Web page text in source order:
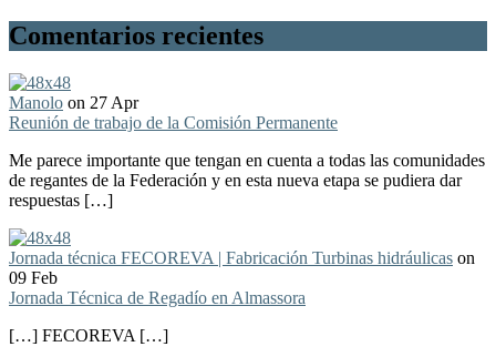
Comentarios recientes
Manolo on 27 Apr
Reunión de trabajo de la Comisión Permanente
Me parece importante que tengan en cuenta a todas las comunidades
de regantes de la Federación y en esta nueva etapa se pudiera dar
respuestas […]
Jornada técnica FECOREVA | Fabricación Turbinas hidráulicas on
09 Feb
Jornada Técnica de Regadío en Almassora
[…] FECOREVA […]